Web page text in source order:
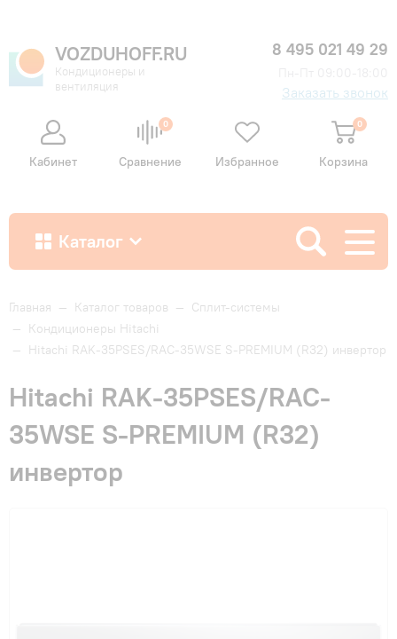
VOZDUHOFF.RU
Кондиционеры и
вентиляция
8 495 021 49 29
Заказать звонок
Кабинет
0
Сравнение Избранное
0
Корзина
Каталог
Как купить
Доставка и оплата
Гарантия и сервис
Монтаж
Главная — Каталог товаров — Сплит-системы
— Кондиционеры Hitachi
— Hitachi RAK-35PSES/RAC-35WSE S-PREMIUM (R32) инвертор
Hitachi RAK-35PSES/RAC-
35WSE S-PREMIUM (R32)
инвертор